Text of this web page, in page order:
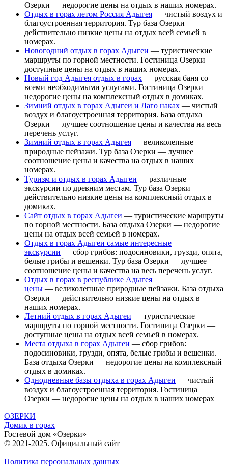
Озерки — недорогие цены на отдых в наших номерах.
Отдых в горах летом Россия Адыгея — чистый воздух и
благоустроенная территория. Тур база Озерки —
действительно низкие цены на отдых всей семьей в
номерах.
Новогодний отдых в горах Адыгеи — туристические
маршруты по горной местности. Гостиница Озерки —
доступные цены на отдых в наших номерах.
Новый год Адыгея отдых в горах — русская баня со
всеми необходимыми услугами. Гостиница Озерки —
недорогие цены на комплексный отдых в домиках.
Зимний отдых в горах Адыгеи и Лаго наках — чистый
воздух и благоустроенная территория. База отдыха
Озерки — лучшее соотношение цены и качества на весь
перечень услуг.
Зимний отдых в горах Адыгея — великолепные
природные пейзажи. Тур база Озерки — лучшее
соотношение цены и качества на отдых в наших
номерах.
Туризм и отдых в горах Адыгеи — различные
экскурсии по древним местам. Тур база Озерки —
действительно низкие цены на комплексный отдых в
домиках.
Сайт отдых в горах Адыгеи — туристические маршруты
по горной местности. База отдыха Озерки — недорогие
цены на отдых всей семьей в номерах.
Отдых в горах Адыгеи самые интересные
экскурсии — сбор грибов: подосиновики, грузди, опята,
белые грибы и вешенки. Тур база Озерки — лучшее
соотношение цены и качества на весь перечень услуг.
Отдых в горах в республике Адыгея
цены — великолепные природные пейзажи. База отдыха
Озерки — действительно низкие цены на отдых в
наших номерах.
Летний отдых в горах Адыгеи — туристические
маршруты по горной местности. Гостиница Озерки —
доступные цены на отдых всей семьей в номерах.
Места отдыха в горах Адыгеи — сбор грибов:
подосиновики, грузди, опята, белые грибы и вешенки.
База отдыха Озерки — недорогие цены на комплексный
отдых в домиках.
Однодневные базы отдыха в горах Адыгеи — чистый
воздух и благоустроенная территория. Гостиница
Озерки — недорогие цены на отдых в наших номерах
ОЗЕРКИ
Домик в горах
Гостевой дом «Озерки»
© 2021-2025. Официальный сайт
Политика персональных данных